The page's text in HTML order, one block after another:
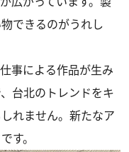
できるのがうれし
事による作品が生み
台北のトレンドをキ
れません。新たなア
す。